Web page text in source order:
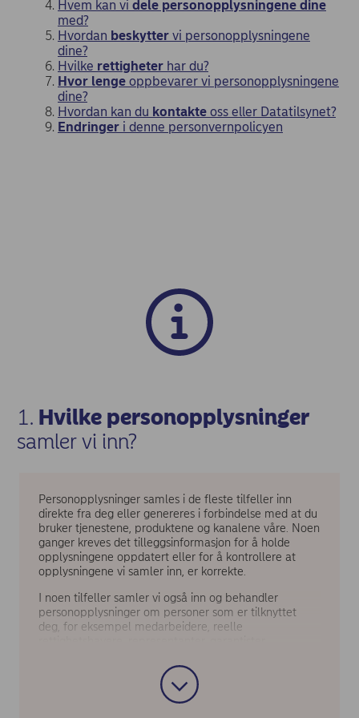
Hvem kan vi dele personopplysningene dine
med?
Hvordan beskytter vi personopplysningene
dine?
Hvilke rettigheter har du?
Hvor lenge oppbevarer vi personopplysningene
dine?
Hvordan kan du kontakte oss eller Datatilsynet?
Endringer i denne personvernpolicyen
1. Hvilke personopplysninger
samler vi inn?
Personopplysninger samles i de fleste tilfeller inn
direkte fra deg eller genereres i forbindelse med at du
bruker tjenestene, produktene og kanalene våre. Noen
ganger kreves det tilleggsinformasjon for å holde
opplysningene oppdatert eller for å kontrollere at
opplysningene vi samler inn, er korrekte.
I noen tilfeller samler vi også inn og behandler
personopplysninger om personer som er tilknyttet
deg, for eksempel medarbeidere, reelle
Nordea i forbindelse med en enkelt banktransaksjon,
og andre enkeltpersoner som vi samhandler og